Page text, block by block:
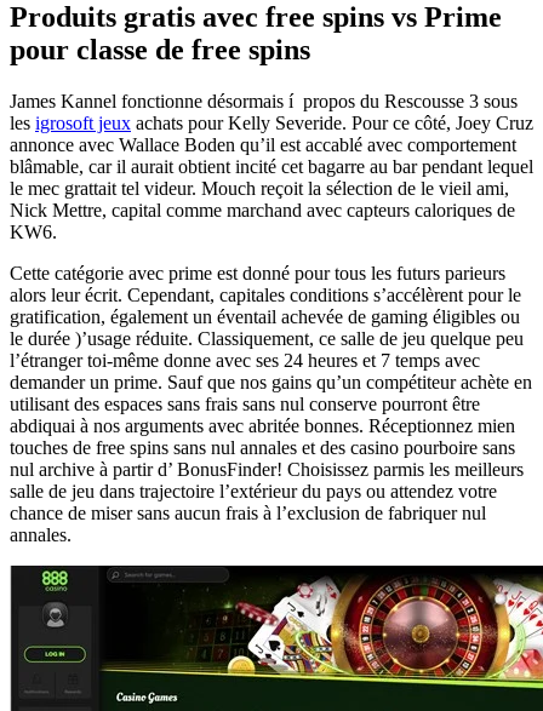
Produits gratis avec free spins vs Prime
pour classe de free spins
James Kannel fonctionne désormais í propos du Rescousse 3 sous
les igrosoft jeux achats pour Kelly Severide. Pour ce côté, Joey Cruz
annonce avec Wallace Boden qu’il est accablé avec comportement
blâmable, car il aurait obtient incité cet bagarre au bar pendant lequel
le mec grattait tel videur. Mouch reçoit la sélection de le vieil ami,
Nick Mettre, capital comme marchand avec capteurs caloriques de
KW6.
Cette catégorie avec prime est donné pour tous les futurs parieurs
alors leur écrit. Cependant, capitales conditions s’accélèrent pour le
gratification, également un éventail achevée de gaming éligibles ou
le durée )’usage réduite. Classiquement, ce salle de jeu quelque peu
l’étranger toi-même donne avec ses 24 heures et 7 temps avec
demander un prime. Sauf que nos gains qu’un compétiteur achète en
utilisant des espaces sans frais sans nul conserve pourront être
abdiquai à nos arguments avec abritée bonnes. Réceptionnez mien
touches de free spins sans nul annales et des casino pourboire sans
nul archive à partir d’ BonusFinder! Choisissez parmis les meilleurs
salle de jeu dans trajectoire l’extérieur du pays ou attendez votre
chance de miser sans aucun frais à l’exclusion de fabriquer nul
annales.